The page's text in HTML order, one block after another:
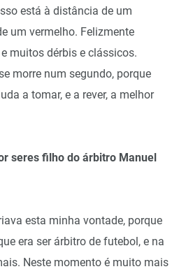
está à distância de um
um vermelho. Felizmente
muitos dérbis e clássicos.
morre num segundo, porque
a tomar, e a rever, a melhor
seres filho do árbitro Manuel
esta minha vontade, porque
era ser árbitro de futebol, e na
Neste momento é muito mais